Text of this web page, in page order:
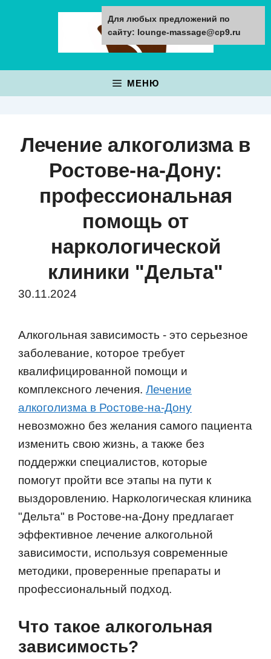
МЕНЮ
Лечение алкоголизма в
Ростове-на-Дону:
профессиональная
помощь от
наркологической
клиники "Дельта"
30.11.2024
Алкогольная зависимость - это серьезное
заболевание, которое требует
квалифицированной помощи и
комплексного лечения. Лечение
алкоголизма в Ростове-на-Дону
невозможно без желания самого пациента
изменить свою жизнь, а также без
поддержки специалистов, которые
помогут пройти все этапы на пути к
выздоровлению. Наркологическая клиника
"Дельта" в Ростове-на-Дону предлагает
эффективное лечение алкогольной
зависимости, используя современные
методики, проверенные препараты и
профессиональный подход.
Что такое алкогольная
зависимость?
Для любых предложений по
сайту: lounge-massage@cp9.ru